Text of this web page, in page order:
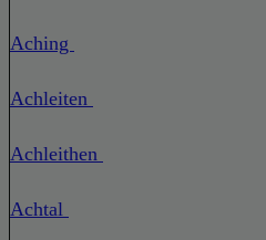
Aching
Achleiten
Achleithen
Achtal